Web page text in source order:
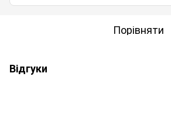
Порівняти
Відгуки